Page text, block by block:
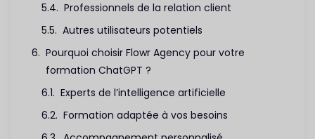
Professionnels de la relation client
Autres utilisateurs potentiels
Pourquoi choisir Flowr Agency pour votre
formation ChatGPT ?
Experts de l’intelligence artificielle
Formation adaptée à vos besoins